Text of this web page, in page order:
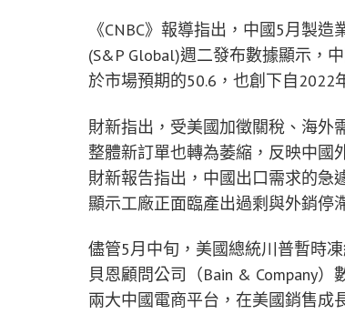
《CNBC》報導指出，中國5月製
(S&P Global)週二發布數據顯示，
於市場預期的50.6，也創下自2022
財新指出，受美國加徵關稅、海外
整體新訂單也轉為萎縮，反映中國
財新報告指出，中國出口需求的急
顯示工廠正面臨產出過剩與外銷停
儘管5月中旬，美國總統川普暫時
貝恩顧問公司（Bain & Company
兩大中國電商平台，在美國銷售成